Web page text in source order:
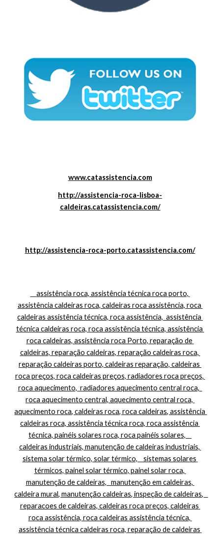
www.catassistencia.com
http://assistencia-roca-lisboa-
caldeiras.catassistencia.com/
http://assistencia-roca-porto.catassistencia.com/
assistência caldeiras roca, caldeiras roca assistência, roca
caldeiras assistência técnica, roca assistência,  assistência
técnica caldeiras roca, roca assistência técnica, assistência
roca caldeiras, assistência roca Porto, reparação de
caldeiras, reparação caldeiras, reparação caldeiras roca,
reparação caldeiras porto, caldeiras reparação, caldeiras
roca preços, roca caldeiras preços, radiadores roca preços,
roca aquecimento,  radiadores aquecimento central roca,
roca aquecimento central, aquecimento central roca,
aquecimento roca, caldeiras roca, roca caldeiras, assistência
caldeiras roca, assistência técnica roca, roca assistência
técnica, painéis solares roca, roca painéis solares,
caldeiras industriais, manutenção de caldeiras industriais,
sistema solar térmico, solar térmico,    sistemas solares
térmicos, painel solar térmico, painel solar roca,
manutenção de caldeiras,   manutenção em caldeiras,
caldeira mural, manutenção caldeiras, inspeção de caldeiras,
reparacoes de caldeiras, caldeiras roca preços, caldeiras
roca assistência, roca caldeiras assistência técnica,
assistência técnica caldeiras roca, reparação de caldeiras